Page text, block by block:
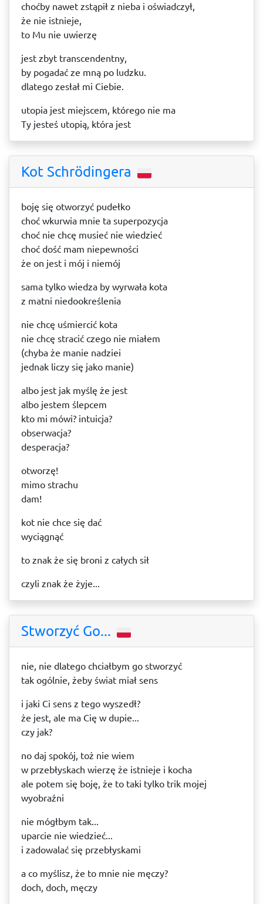
choćby nawet zstąpił z nieba i oświadczył,
że nie istnieje,
to Mu nie uwierzę
jest zbyt transcendentny,
by pogadać ze mną po ludzku.
dlatego zesłał mi Ciebie.
utopia jest miejscem, którego nie ma
Ty jesteś utopią, która jest
Kot Schrödingera
boję się otworzyć pudełko
choć wkurwia mnie ta superpozycja
choć nie chcę musieć nie wiedzieć
choć dość mam niepewności
że on jest i mój i niemój
sama tylko wiedza by wyrwała kota
z matni niedookreślenia
nie chcę uśmiercić kota
nie chcę stracić czego nie miałem
(chyba że manie nadziei
jednak liczy się jako manie)
albo jest jak myślę że jest
albo jestem ślepcem
kto mi mówi? intuicja?
obserwacja?
desperacja?
otworzę!
mimo strachu
dam!
kot nie chce się dać
wyciągnąć
to znak że się broni z całych sił
czyli znak że żyje...
Stworzyć Go...
nie, nie dlatego chciałbym go stworzyć
tak ogólnie, żeby świat miał sens
i jaki Ci sens z tego wyszedł?
że jest, ale ma Cię w dupie...
czy jak?
no daj spokój, toż nie wiem
w przebłyskach wierzę że istnieje i kocha
ale potem się boję, że to taki tylko trik mojej
wyobraźni
nie mógłbym tak...
uparcie nie wiedzieć...
i zadowalać się przebłyskami
a co myślisz, że to mnie nie męczy?
doch, doch, męczy